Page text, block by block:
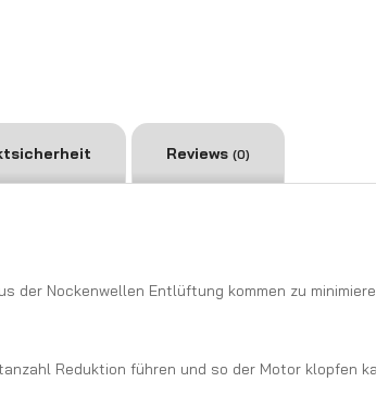
Reviews (0)
der Nockenwellen Entlüftung kommen zu
Reduktion führen und so der Motor klopfen